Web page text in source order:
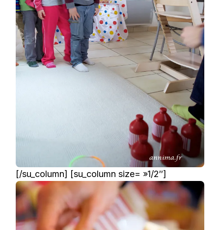
[/su_column] [su_column size= »1/2″]